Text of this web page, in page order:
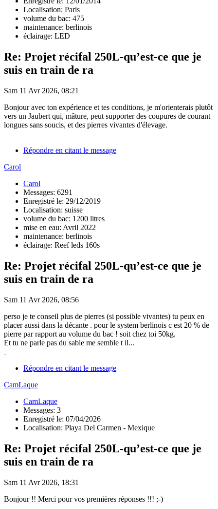
Localisation: Paris
volume du bac: 475
maintenance: berlinois
éclairage: LED
Re: Projet récifal 250L-qu’est-ce que je
suis en train de ra
Sam 11 Avr 2026, 08:21
Bonjour avec ton expérience et tes conditions, je m'orienterais plutôt
vers un Jaubert qui, mâture, peut supporter des coupures de courant
longues sans soucis, et des pierres vivantes d'élevage.
Répondre en citant le message
Carol
Carol
Messages: 6291
Enregistré le: 29/12/2019
Localisation: suisse
volume du bac: 1200 litres
mise en eau: Avril 2022
maintenance: berlinois
éclairage: Reef leds 160s
Re: Projet récifal 250L-qu’est-ce que je
suis en train de ra
Sam 11 Avr 2026, 08:56
perso je te conseil plus de pierres (si possible vivantes) tu peux en
placer aussi dans la décante . pour le system berlinois c est 20 % de
pierre par rapport au volume du bac ! soit chez toi 50kg.
Et tu ne parle pas du sable me semble t il...
Répondre en citant le message
CamLaque
CamLaque
Messages: 3
Enregistré le: 07/04/2026
Localisation: Playa Del Carmen - Mexique
Re: Projet récifal 250L-qu’est-ce que je
suis en train de ra
Sam 11 Avr 2026, 18:31
Bonjour !! Merci pour vos premières réponses !!! ;-)